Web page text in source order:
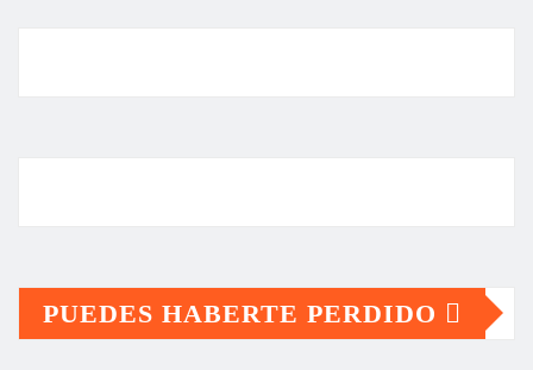
PUEDES HABERTE PERDIDO